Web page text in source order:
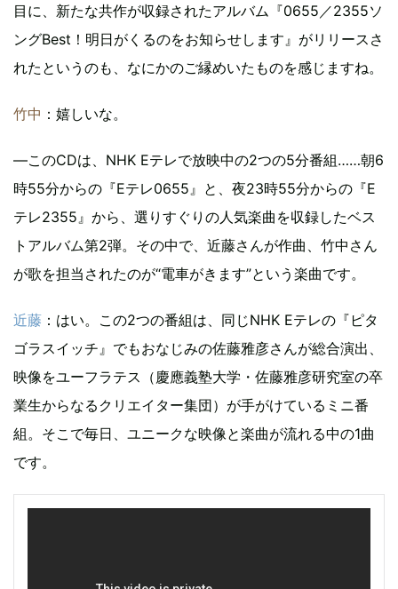
目に、新たな共作が収録されたアルバム『0655／2355ソ
ングBest！明日がくるのをお知らせします』がリリースさ
れたというのも、なにかのご縁めいたものを感じますね。
竹中 ：嬉しいな。
―このCDは、NHK Eテレで放映中の2つの5分番組……朝6
時55分からの『Eテレ0655』と、夜23時55分からの『E
テレ2355』から、選りすぐりの人気楽曲を収録したベス
トアルバム第2弾。その中で、近藤さんが作曲、竹中さん
が歌を担当されたのが“電車がきます”という楽曲です。
近藤 ：はい。この2つの番組は、同じNHK Eテレの『ピタ
ゴラスイッチ』でもおなじみの佐藤雅彦さんが総合演出、
映像をユーフラテス（慶應義塾大学・佐藤雅彦研究室の卒
業生からなるクリエイター集団）が手がけているミニ番
組。そこで毎日、ユニークな映像と楽曲が流れる中の1曲
です。